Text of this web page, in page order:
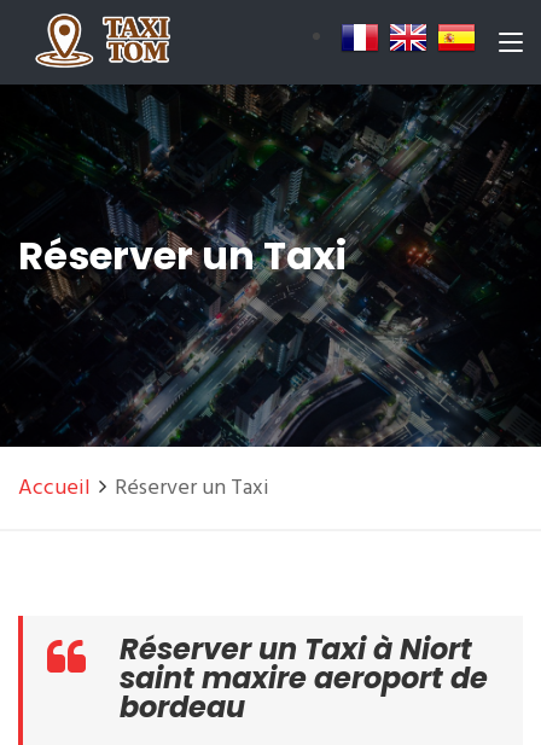
Réserver un Taxi
Accueil Réserver un Taxi
Réserver un Taxi à Niort
saint maxire aeroport de
bordeau